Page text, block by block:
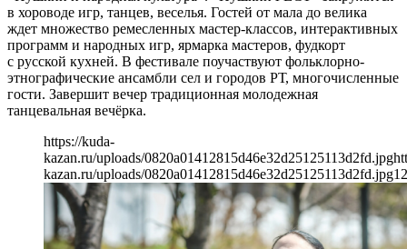
в хороводе игр, танцев, веселья. Гостей от мала до велика
ждет множество ремесленных мастер-классов, интерактивных
программ и народных игр, ярмарка мастеров, фудкорт
с русской кухней. В фестивале поучаствуют фольклорно-
этнографические ансамбли сел и городов РТ, многочисленные
гости. Завершит вечер традиционная молодежная
танцевальная вечёрка.
https://kuda-
kazan.ru/uploads/0820a01412815d46e32d25125113d2fd.jpg
kazan.ru/uploads/0820a01412815d46e32d25125113d2fd.jpg